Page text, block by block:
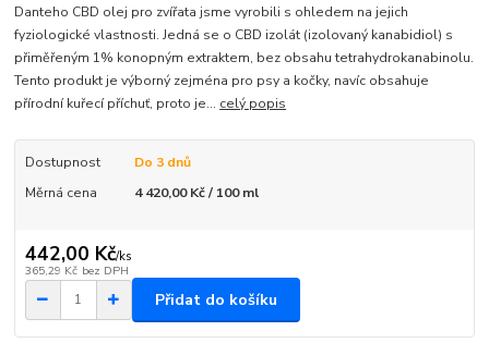
Danteho CBD olej pro zvířata jsme vyrobili s ohledem na jejich
fyziologické vlastnosti. Jedná se o CBD izolát (izolovaný kanabidiol) s
přiměřeným 1% konopným extraktem, bez obsahu tetrahydrokanabinolu.
Tento produkt je výborný zejména pro psy a kočky, navíc obsahuje
přírodní kuřecí příchuť, proto je... celý popis
Dostupnost
Do 3 dnů
Měrná cena
4 420,00 Kč / 100 ml
442,00 Kč/ks
365,29 Kč bez DPH
Přidat do košíku